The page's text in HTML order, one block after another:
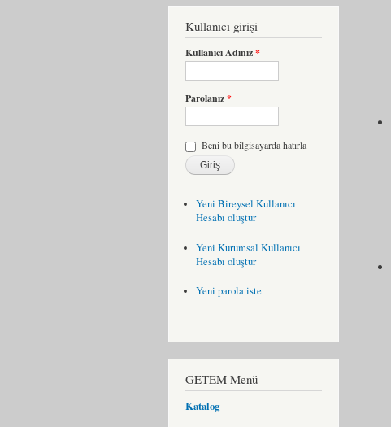
Kullanıcı girişi
Kullanıcı Adınız*
Parolanız*
Beni bu bilgisayarda hatırla
Yeni Bireysel Kullanıcı
Hesabı oluştur
Yeni Kurumsal Kullanıcı
Hesabı oluştur
Yeni parola iste
GETEM Menü
Katalog